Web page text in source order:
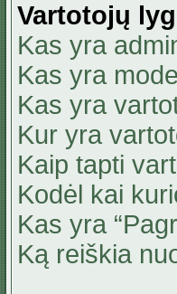
Vartotojų
Kas yra
Kas yra
Kas yra
Kur yra
Kaip tapti
Kodėl kai
Kas yra
Ką reiškia